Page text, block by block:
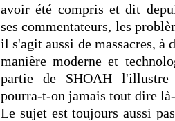
avoir été compris et dit
ses commentateurs, les
il s'agit aussi de massacres, à
manière moderne et
partie de SHOAH l'illustre
pourra-t-on jamais tout dire là-
Le sujet est toujours aussi